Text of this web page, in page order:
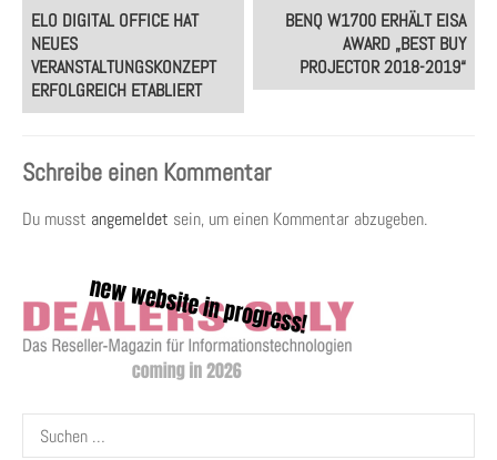
Post
navigation
ELO DIGITAL OFFICE HAT
NEUES
VERANSTALTUNGSKONZEPT
ERFOLGREICH ETABLIERT
BENQ W1700 ERHÄLT EISA
AWARD „BEST BUY
PROJECTOR 2018-2019“
Schreibe einen Kommentar
Du musst angemeldet sein, um einen Kommentar abzugeben.
Suchen
nach: